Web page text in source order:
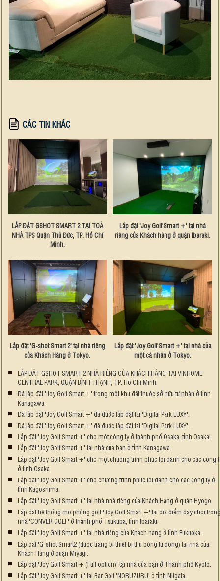
CÁC TIN KHÁC
LẮP ĐẶT GSHOT SMART 2 TẠI TOÀ
NHÀ TPS Quận Thủ Đức, TP. Hồ Chí
Minh.
Lắp đặt 'Joy Golf Smart +' tại nhà
riêng của Khách hàng ở quận Ibaraki.
Lắp đặt 'G-shot Smart 2' tại nhà riêng
của Khách Hàng ở Tokyo.
Lắp đặt 'Joy Golf Smart +' tại nhà của
một cá nhân ở Tokyo.
LẮP ĐẶT GSHOT SMART 2 NHÀ RIÊNG CỦA KHÁCH HÀNG TẠI VINHOME
CENTRAL PARK, QUẬN BÌNH THẠNH, TP. Hồ Chí Minh.
Đã lắp đặt 'Joy Golf Smart +' trong một khu đất thuộc sở hữu tư nhân ở tỉnh
Kanagawa.
Đã lắp đặt 'Joy Golf Smart +' đã được lắp đặt tại 'Digital Park LUXY'.
Đã lắp đặt 'Joy Golf Smart +' đã được lắp đặt tại 'Digital Park LUXY'.
Lắp đặt 'Joy Golf Smart +' cho một công ty ở thành phố Osaka, tỉnh Osaka!
Lắp đặt 'Joy Golf Smart +' tại nhà của bạn ở tỉnh Kanagawa.
Lắp đặt 'Joy Golf Smart +' cho một chương trình phúc lợi dành cho các công
ở tỉnh Osaka.
Lắp đặt 'Joy Golf Smart +' cho chương trình phúc lợi dành cho các công ty ở
tỉnh Kagoshima.
Lắp đặt 'Joy Golf Smart +' tại nhà nhà riêng của Khách Hàng ở quận Hyogo.
Lắp đặt hệ thống mô phỏng golf 'Joy Golf Smart +' tại địa điểm dạy chơi
nhà 'CONVER GOLF' ở thành phố Tsukuba, tỉnh Ibaraki.
Lắp đặt 'Joy Golf Smart +' tại nhà riêng của Khách hàng ở tỉnh Fukuoka.
Lắp đặt 'G-shot Smart2 (được trang bị thiết bị thu bóng tự động) tại nhà của
Khách Hàng ở quận Miyagi.
Lắp đặt 'Joy Golf Smart + (Full option)' tại nhà của bạn ở Thành phố Kyoto.
Lắp đặt 'Joy Golf Smart +' tại Bar Golf 'NORUZURU' ở tỉnh Niigata.